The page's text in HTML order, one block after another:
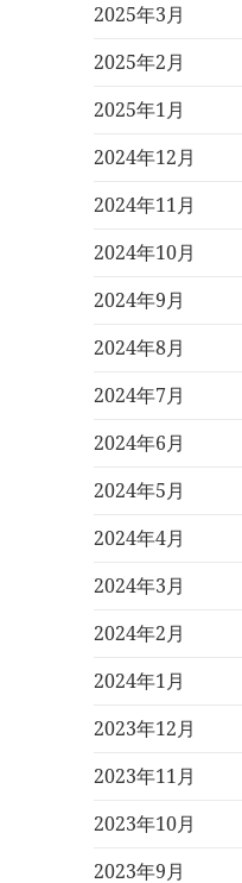
2025年3月
2025年2月
2025年1月
2024年12月
2024年11月
2024年10月
2024年9月
2024年8月
2024年7月
2024年6月
2024年5月
2024年4月
2024年3月
2024年2月
2024年1月
2023年12月
2023年11月
2023年10月
2023年9月